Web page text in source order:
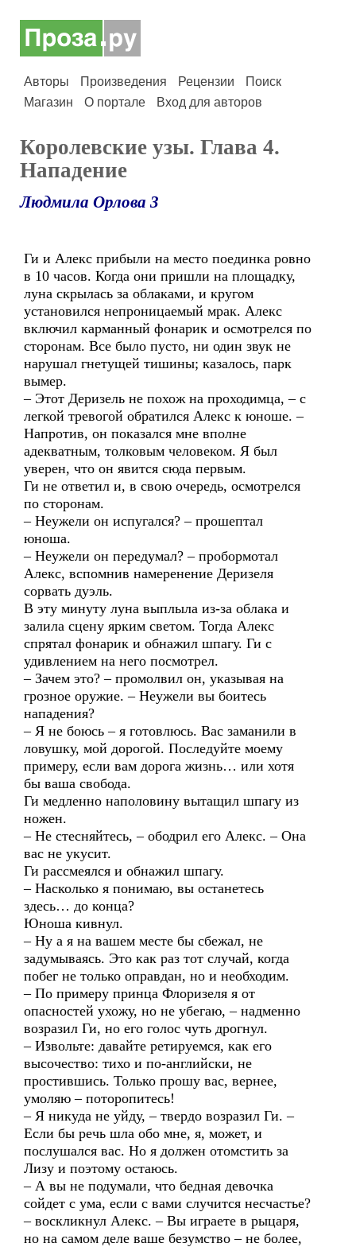
Авторы Произведения Рецензии
Поиск
Магазин
О портале Вход для авторов
Королевские узы. Глава 4.
Нападение
Людмила Орлова 3
Ги и Алекс прибыли на место поединка ровно
в 10 часов. Когда они пришли на площадку,
луна скрылась за облаками, и кругом
установился непроницаемый мрак. Алекс
включил карманный фонарик и осмотрелся по
сторонам. Все было пусто, ни один звук не
нарушал гнетущей тишины; казалось, парк
вымер.
– Этот Деризель не похож на проходимца, – с
легкой тревогой обратился Алекс к юноше. –
Напротив, он показался мне вполне
адекватным, толковым человеком. Я был
уверен, что он явится сюда первым.
Ги не ответил и, в свою очередь, осмотрелся
по сторонам.
– Неужели он испугался? – прошептал
юноша.
– Неужели он передумал? – пробормотал
Алекс, вспомнив намеренение Деризеля
сорвать дуэль.
В эту минуту луна выплыла из-за облака и
залила сцену ярким светом. Тогда Алекс
спрятал фонарик и обнажил шпагу. Ги с
удивлением на него посмотрел.
– Зачем это? – промолвил он, указывая на
грозное оружие. – Неужели вы боитесь
нападения?
– Я не боюсь – я готовлюсь. Вас заманили в
ловушку, мой дорогой. Последуйте моему
примеру, если вам дорога жизнь… или хотя
бы ваша свобода.
Ги медленно наполовину вытащил шпагу из
ножен.
– Не стесняйтесь, – ободрил его Алекс. – Она
вас не укусит.
Ги рассмеялся и обнажил шпагу.
– Насколько я понимаю, вы останетесь
здесь… до конца?
Юноша кивнул.
– Ну а я на вашем месте бы сбежал, не
задумываясь. Это как раз тот случай, когда
побег не только оправдан, но и необходим.
– По примеру принца Флоризеля я от
опасностей ухожу, но не убегаю, – надменно
возразил Ги, но его голос чуть дрогнул.
– Извольте: давайте ретируемся, как его
высочество: тихо и по-английски, не
простившись. Только прошу вас, вернее,
умоляю – поторопитесь!
– Я никуда не уйду, – твердо возразил Ги. –
Если бы речь шла обо мне, я, может, и
послушался вас. Но я должен отомстить за
Лизу и поэтому остаюсь.
– А вы не подумали, что бедная девочка
сойдет с ума, если с вами случится несчастье?
– воскликнул Алекс. – Вы играете в рыцаря,
но на самом деле ваше безумство – не более,